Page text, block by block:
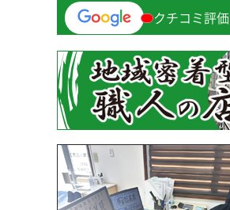
クチコミ評価